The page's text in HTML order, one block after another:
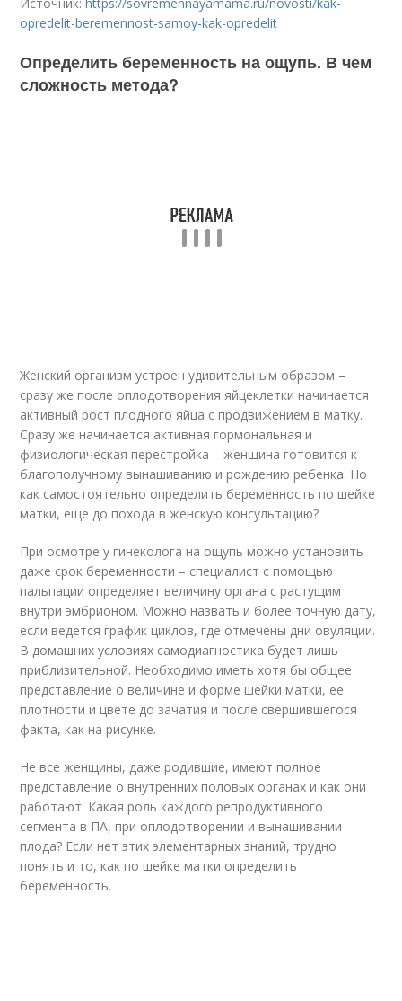
opredelit-beremennost-samoy-kak-opredelit
Определить беременность на ощупь. В чем
сложность метода?
Женский организм устроен удивительным образом –
сразу же после оплодотворения яйцеклетки начинается
активный рост плодного яйца с продвижением в матку.
Сразу же начинается активная гормональная и
физиологическая перестройка – женщина готовится к
благополучному вынашиванию и рождению ребенка. Но
как самостоятельно определить беременность по шейке
матки, еще до похода в женскую консультацию?
При осмотре у гинеколога на ощупь можно установить
даже срок беременности – специалист с помощью
пальпации определяет величину органа с растущим
внутри эмбрионом. Можно назвать и более точную дату,
если ведется график циклов, где отмечены дни овуляции.
В домашних условиях самодиагностика будет лишь
приблизительной. Необходимо иметь хотя бы общее
представление о величине и форме шейки матки, ее
плотности и цвете до зачатия и после свершившегося
факта, как на рисунке.
Не все женщины, даже родившие, имеют полное
представление о внутренних половых органах и как они
работают. Какая роль каждого репродуктивного
сегмента в ПА, при оплодотворении и вынашивании
плода? Если нет этих элементарных знаний, трудно
понять и то, как по шейке матки определить
беременность.